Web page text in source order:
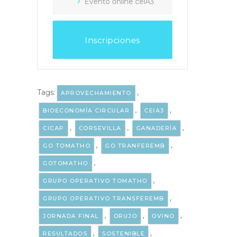
Inscripciones
Tags: APROVECHAMIENTO ,
BIOECONOMÍA CIRCULAR , CEIA3 ,
CICAP , CORSEVILLA , GANADERÍA ,
GO TOMATHO , GO TRANFEREMB ,
GOTOMATHO ,
GRUPO OPERATIVO TOMATHO ,
GRUPO OPERATIVO TRANSFEREMB ,
JORNADA FINAL , ORUJO , OVINO ,
RESULTADOS , SOSTENIBLE ,